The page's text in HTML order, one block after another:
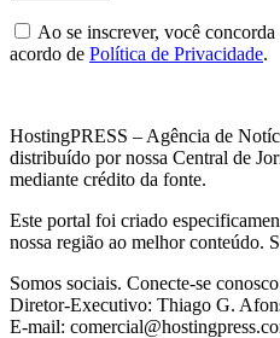
Ao se inscrever, você
acordo de Política de Privacidade.
HostingPRESS – Agência de
distribuído por nossa Central de
mediante crédito da fonte.
Este portal foi criado
nossa região ao melhor conteúdo.
Somos sociais. Conecte-se
Diretor-Executivo: Thiago G.
E-mail: